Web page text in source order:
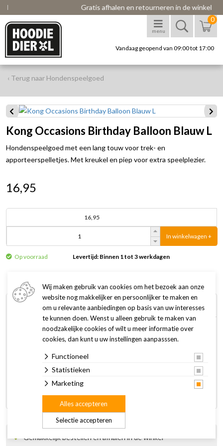
Gratis afhalen en retourneren in de winkel
menu
0
Vandaag geopend van 09:00 tot 17:00
‹ Terug naar Hondenspeelgoed
Kong Occasions Birthday Balloon Blauw L
Hondenspeelgoed met een lang touw voor trek- en
apporteerspelletjes. Met kreukel en piep voor extra speelplezier.
16,95
16,95
In winkelwagen +
Op voorraad Levertijd: Binnen 1 tot 3 werkdagen
Omschrijving Specificaties
Kong Occasions Birthday Balloon is een leuke toevoeging
voor elk verjaardagsfeest en een feestelijk apporteerspeeltje
dat een echte gangmaker is. Het lange touw is ideaal voor
trek- en apporteerspelletjes. Kreukel- en piepgeluiden
houden honden bezig in een gezond, actief spel met een
Gemakkelijk bestellen en afhalen in de winkel
Wij maken gebruik van cookies om het bezoek aan onze
website nog makkelijker en persoonlijker te maken en
om u relevante aanbiedingen op basis van uw interesses
te kunnen doen. Wenst u alleen gebruik te maken van
noodzakelijke cookies of wilt u meer informatie over
cookies, dan kunt u uw instellingen aanpasssen.
Functioneel
Statistieken
Marketing
Selectie accepteren
Alles accepteren